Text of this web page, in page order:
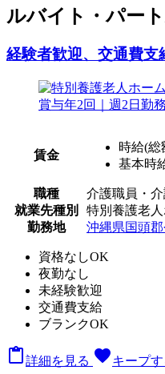
ルバイト・パー
経験者歓迎、交通費支
賃金
時給(総
基本時
職種
介護職員・
就業先種別
特別養護老
勤務地
沖縄県国頭
資格なしOK
夜勤なし
未経験歓迎
交通費支給
ブランクOK
詳細を見る favoriteキープす